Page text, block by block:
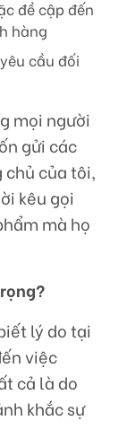
đề cập đến
hàng
cầu đối
mọi người
gửi các
chủ của tôi,
kêu gọi
mà họ
lý do tại
việc
cả là do
khắc sự